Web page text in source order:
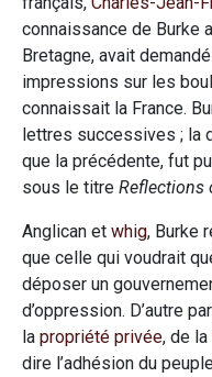
connaissance de Burke
Bretagne, avait
impressions sur les
connaissait la France.
lettres successives ; la
que la précédente, fut
sous le titre Reflections
Anglican et whig, Burke
que celle qui voudrait
déposer un
d’oppression. D’autre
la propriété privée, de la
dire l’adhésion du